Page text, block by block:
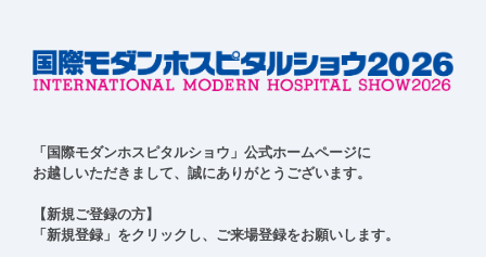
「国際モダンホスピタルショウ」公式ホームページに
お越しいただきまして、誠にありがとうございます。
【新規ご登録の方】
「新規登録」をクリックし、ご来場登録をお願いします。